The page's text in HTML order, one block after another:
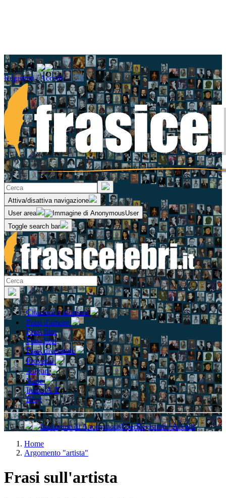
Seguici su
Registrati / Accedi
Attiva/disattiva navigazione
User area
Toggle search bar
Citazioni e aforismi
Frasi d'amore
Frasi film
Frasi libri
Frasi divertenti
Proverbi
Auguri
Varie
Indici A-Z
Blog
Registrati / Accedi
Home
Argomento "artista"
Frasi sull'artista